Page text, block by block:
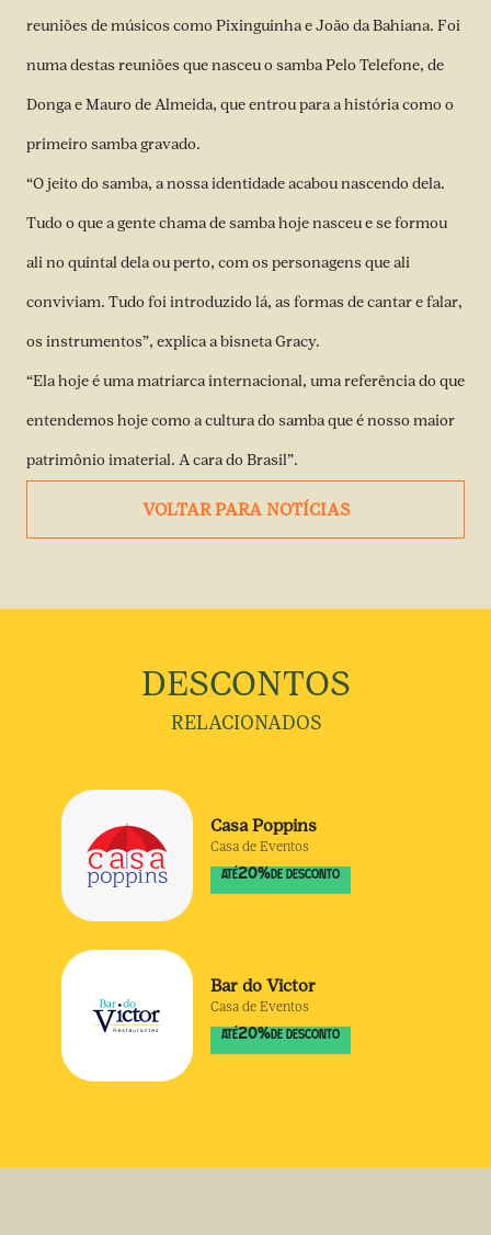
reuniões de músicos como Pixinguinha e João da Bahiana. Foi
numa destas reuniões que nasceu o samba Pelo Telefone, de
Donga e Mauro de Almeida, que entrou para a história como o
primeiro samba gravado.
“O jeito do samba, a nossa identidade acabou nascendo dela.
Tudo o que a gente chama de samba hoje nasceu e se formou
ali no quintal dela ou perto, com os personagens que ali
conviviam. Tudo foi introduzido lá, as formas de cantar e falar,
os instrumentos”, explica a bisneta Gracy.
“Ela hoje é uma matriarca internacional, uma referência do que
entendemos hoje como a cultura do samba que é nosso maior
patrimônio imaterial. A cara do Brasil”.
VOLTAR PARA NOTÍCIAS
DESCONTOS
RELACIONADOS
Casa Poppins
Casa de Eventos
ATÉ20% DE DESCONTO
Bar do Victor
Casa de Eventos
ATÉ20% DE DESCONTO